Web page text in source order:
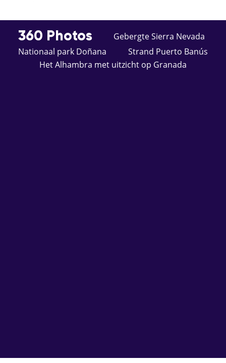
360 Photos
Gebergte Sierra Nevada
Nationaal park Doñana
Strand Puerto Banús
Het Alhambra met uitzicht op Granada